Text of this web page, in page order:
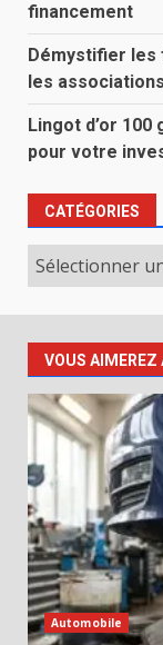
financement
Démystifier les
les associations
Lingot d’or
pour votre
CATÉGORIES
Catégories
VOUS AIMEREZ
Automobile